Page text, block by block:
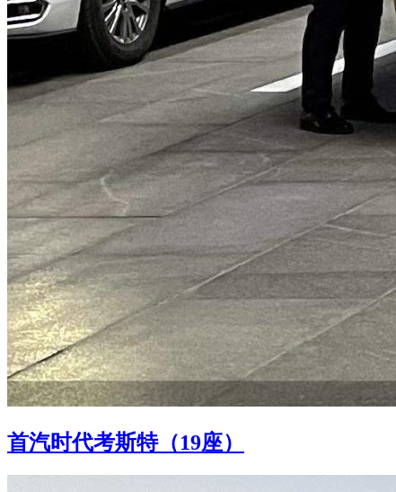
首汽时代考斯特（19座）